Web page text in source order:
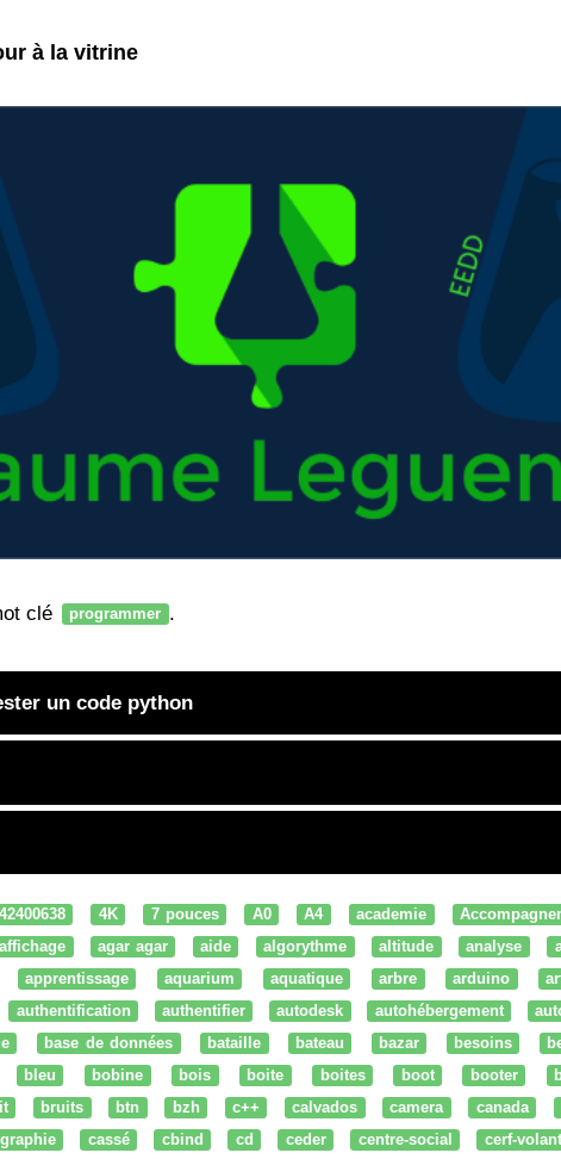
à la vitrine
clé programmer .
un code python
4K 7 pouces A0 A4 academie
affichage agar agar aide algorythme altitude analyse
apprentissage aquarium aquatique arbre arduino
authentification authentifier autodesk autohébergement
base de données bataille bateau bazar besoins
bleu bobine bois boite boites boot booter
bruits btn bzh c++ calvados camera canada
cassé cbind cd ceder centre-social cerf-volant